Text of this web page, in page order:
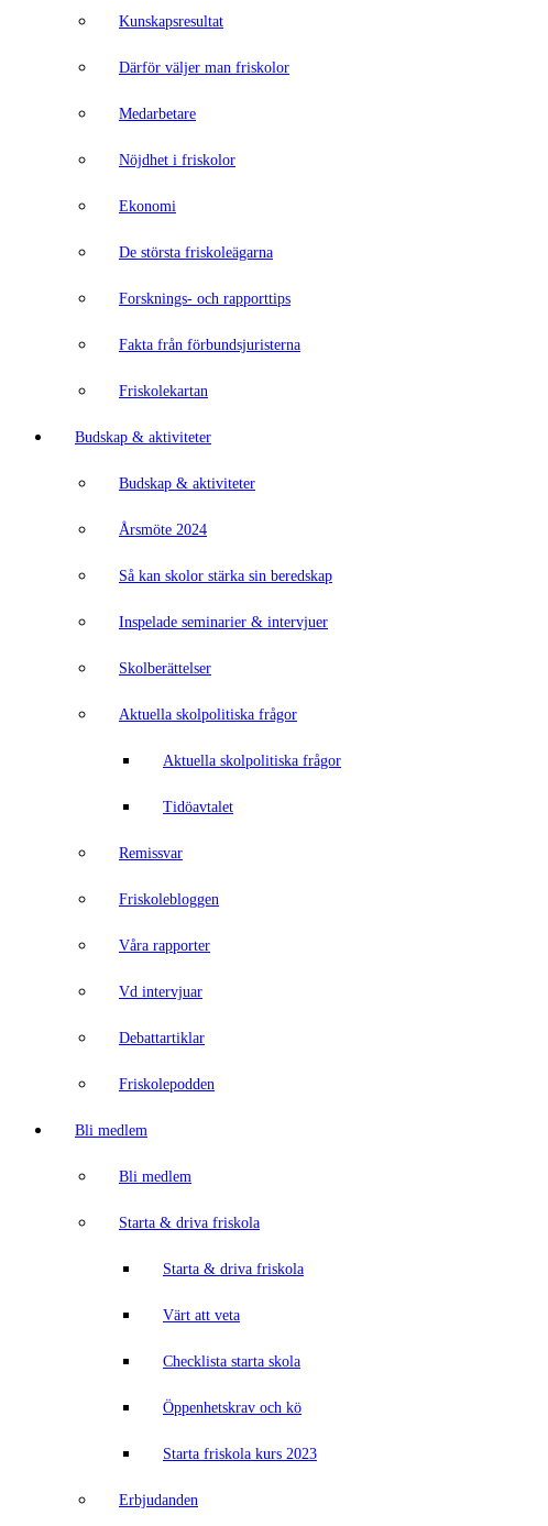
Kunskapsresultat
Därför väljer man friskolor
Medarbetare
Nöjdhet i friskolor
Ekonomi
De största friskoleägarna
Forsknings- och rapporttips
Fakta från förbundsjuristerna
Friskolekartan
Budskap & aktiviteter
Budskap & aktiviteter
Årsmöte 2024
Så kan skolor stärka sin beredskap
Inspelade seminarier & intervjuer
Skolberättelser
Aktuella skolpolitiska frågor
Aktuella skolpolitiska frågor
Tidöavtalet
Remissvar
Friskolebloggen
Våra rapporter
Vd intervjuar
Debattartiklar
Friskolepodden
Bli medlem
Bli medlem
Starta & driva friskola
Starta & driva friskola
Värt att veta
Checklista starta skola
Öppenhetskrav och kö
Starta friskola kurs 2023
Erbjudanden